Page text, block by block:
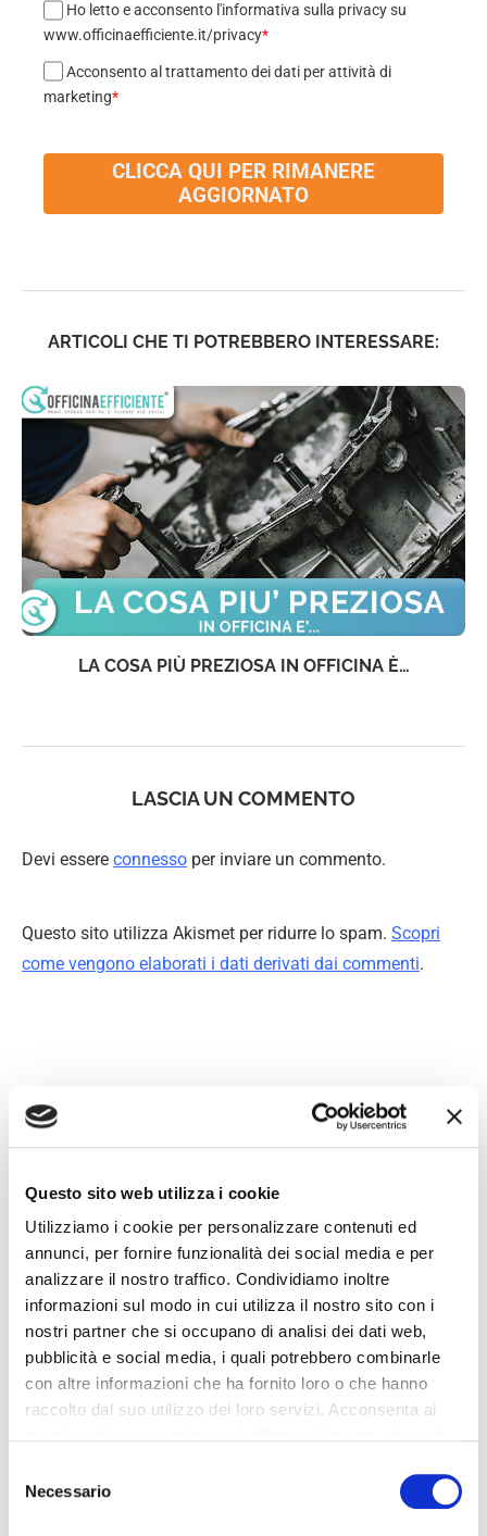
Questo sito web utilizza i cookie
Utilizziamo i cookie per personalizzare contenuti ed
annunci, per fornire funzionalità dei social media e per
analizzare il nostro traffico. Condividiamo inoltre
informazioni sul modo in cui utilizza il nostro sito con i
nostri partner che si occupano di analisi dei dati web,
pubblicità e social media, i quali potrebbero combinarle
con altre informazioni che ha fornito loro o che hanno
raccolto dal suo utilizzo dei loro servizi. Acconsenta ai
delNecessario
Ho letto e acconsento l'informativa sulla privacy su
www.officinaefficiente.it/privacy*
Acconsento al trattamento dei dati per attività di
marketing*
CLICCA QUI PER RIMANERE
AGGIORNATO
ARTICOLI CHE TI POTREBBERO INTERESSARE:
I MARGINI SUI RICAMBI SI RIDUCONO?
LASCIA UN COMMENTO
Devi essere connesso per inviare un commento.
Questo sito utilizza Akismet per ridurre lo spam. Scopri
come vengono elaborati i dati derivati dai commenti.